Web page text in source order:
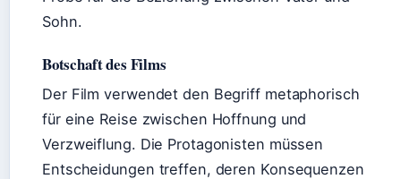
Sohn.
Botschaft des Films
Der Film verwendet den Begriff metaphorisch
für eine Reise zwischen Hoffnung und
Verzweiflung. Die Protagonisten müssen
Entscheidungen treffen, deren Konsequenzen